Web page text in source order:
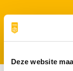
Deze website
EEN
VOOR